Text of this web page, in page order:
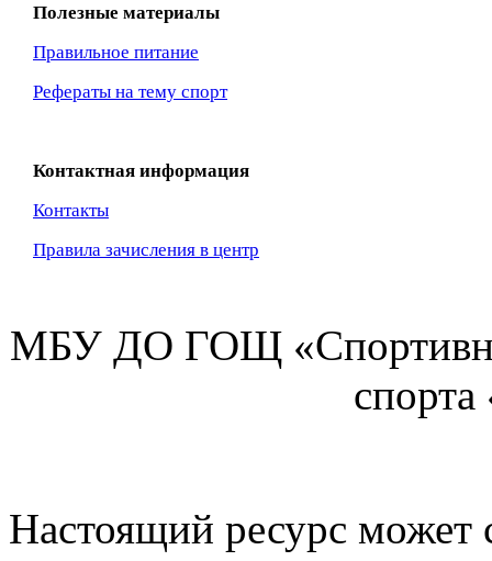
Полезные материалы
Правильное питание
Рефераты на тему спорт
Контактная информация
Контакты
Правила зачисления в центр
МБУ ДО ГОЩ
Настоящий ресурс может